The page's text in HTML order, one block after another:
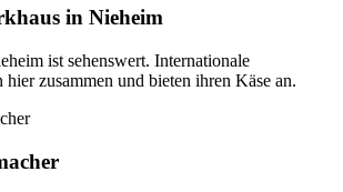
in Nieheim
ist sehenswert. Internationale
hier zusammen und bieten ihren Käse an.